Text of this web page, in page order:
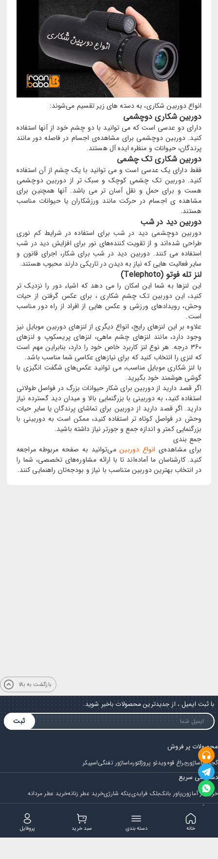
انواع دوربین شکاری، به دسته های زیر تقسیم می‌شوند:
دوربین شکاری دوچشمی
دارای دو عدسی است که می توانید با دو چشم خود از آنها استفاده
کنید. دوربین دوچشمی برای مشاهده‌ی اجسام در فاصله دور مانند
پرندگان، حیوانات و منظره ایده آل هستند.
دوربین شکاری تک چشمی
فقط دارای یک عدسی است و می توانید با یک چشم از آن استفاده
کنید. دوربین تک چشمی کوچک و سبک تر از دوربین دوچشمی
هست و برای حمل و نقل آسان تر می باشد. آنها همچنین برای
مشاهده ی اجسام در حرکت مانند ورزشکاران یا حیوانات مناسب
هستند.
دوربین دید در شب
دوربین دوچشمی دید در شب برای استفاده در شرایط کم نوری
طراحی شده‌اند و از تقویت کننده‌های نور برای افزایش دید در شب
استفاده می کنند. دوربین دید در شب برای شکار، اجرای قانون و
سایر فعالیت هایی که نیاز به دیدن در تاریکی دارند محبوب هستند.
لنز تله فوتو (Telephoto)
این لنزها به شما این امکان را می دهد که اشیاء دور را نزدیک تر
کنید، این دوربین تک چشم شکاری ، برای عکس گرفتن از حیات
وحش، رویدادهای ورزشی و عکس هایی از افراد از راه دور مناسب
است.
علاوه بر این لنزهای رایج، انواع دیگری از لنزهای دوربین موبایل نیز
وجود دارد، مانند لنزهای چشم ماهی، لنزهای پریسکوپ و لنزهای
360 درجه. هر نوع لنز کاربرد خاص خود را دارد، بنابراین مهم است
که لنزی را انتخاب کنید که برای نیازهای عکاسی شما مناسب باشد.
با لنز شکاری موبایل مناسب، می توانید عکس‌های شگفت انگیزی با
گوشی هوشمند خود بگیرید.
اگر قصد دارید از دوربین برای شکار حیوانات بزرگ در فواصل طولانی
استفاده کنید، به دوربینی با بزرگنمایی بالا و میدان دید گسترده نیاز
دارید. اگر قصد دارید از دوربین برای تماشای پرندگان یا سایر حیات
وحش در فواصل کوتاه تر استفاده کنید، ممکن است به دوربینی با
بزرگنمایی کمتر و اندازه جمع و جورتر نیاز داشته باشید.
جمع بندی
برای مشاهده‌ی انواع دوربینمی‌توانید به صفحه مربوطه مراجعه
کنید. کارشناسان ما آماده‌اند تا با ارائه مشاوره‌های تخصصی، شما را
در انتخاب بهترین دوربین متناسب با نیاز و بودجه‌تان راهنمایی کنند.
بازگشت به بالا
با ثبت ایمیل ، از جدیدترین محصولات باخبر شوید.
ثبت
محصولات پر فروش
گجتماساژورچراغ قوهویدئو پروژکتورماساژور تفنگیاسپیکر
دسترسی سریع
خرید از آمازونپاور بانکبلک فرایدیپنکه شارژیخرید عطر زنانهخرید عطر مردانه
فروشگاه
مجله ایران بابا قوانین و مقررات سوالات متداول
تماس با ایران بابا
پروفایل سبد خرید دسته بندی خانه